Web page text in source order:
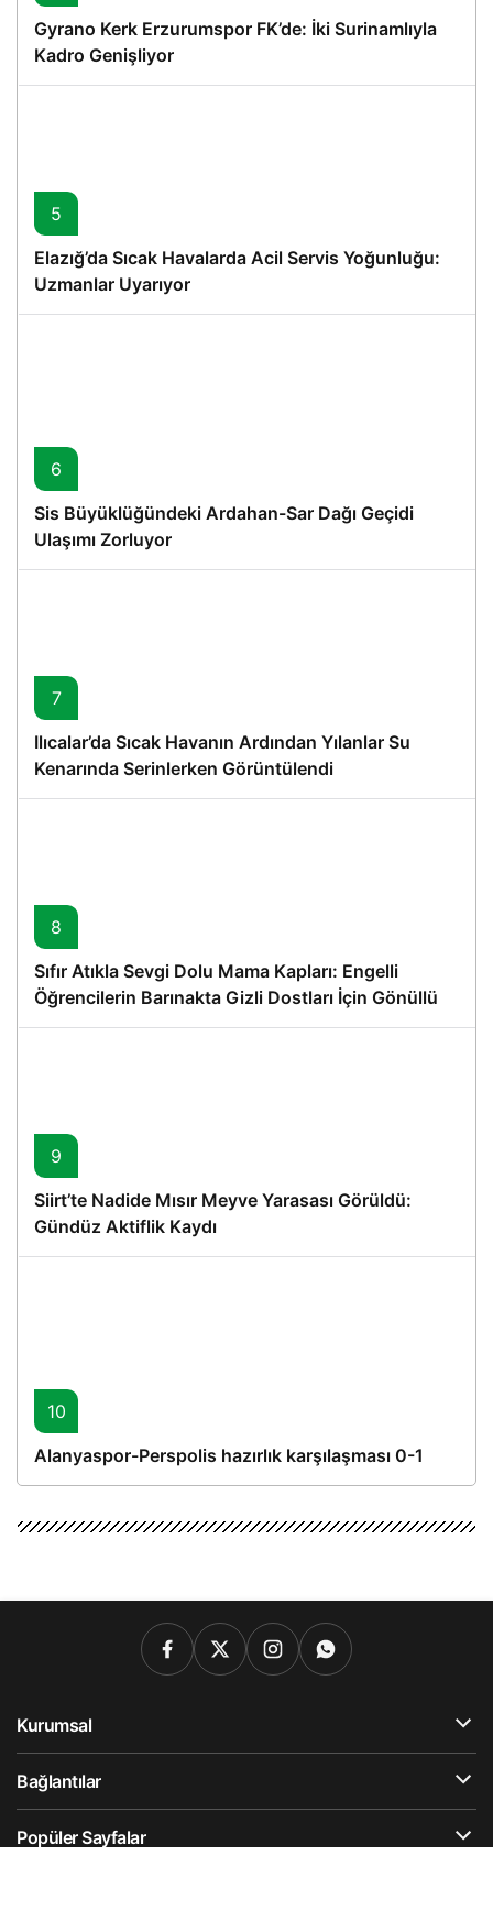
Gyrano Kerk Erzurumspor FK’de: İki Surinamlıyla
Kadro Genişliyor
5
Elazığ’da Sıcak Havalarda Acil Servis Yoğunluğu:
Uzmanlar Uyarıyor
6
Sis Büyüklüğündeki Ardahan-Sar Dağı Geçidi
Ulaşımı Zorluyor
7
Ilıcalar’da Sıcak Havanın Ardından Yılanlar Su
Kenarında Serinlerken Görüntülendi
8
Sıfır Atıkla Sevgi Dolu Mama Kapları: Engelli
Öğrencilerin Barınakta Gizli Dostları İçin Gönüllü
Proje
9
Siirt’te Nadide Mısır Meyve Yarasası Görüldü:
Gündüz Aktiflik Kaydı
10
Alanyaspor-Perspolis hazırlık karşılaşması 0-1
Kurumsal
Bağlantılar
Popüler Sayfalar